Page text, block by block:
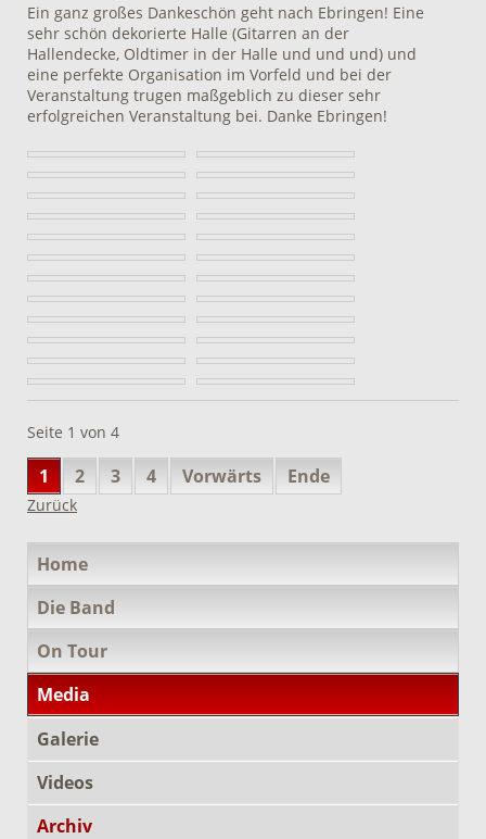
Ein ganz großes Dankeschön geht nach Ebringen! Eine
sehr schön dekorierte Halle (Gitarren an der
Hallendecke, Oldtimer in der Halle und und und) und
eine perfekte Organisation im Vorfeld und bei der
Veranstaltung trugen maßgeblich zu dieser sehr
erfolgreichen Veranstaltung bei. Danke Ebringen!
Seite 1 von 4
1 2 3 4 Vorwärts Ende
Zurück
überspringen
Home
Die Band
On Tour
Media
Galerie
Videos
Archiv